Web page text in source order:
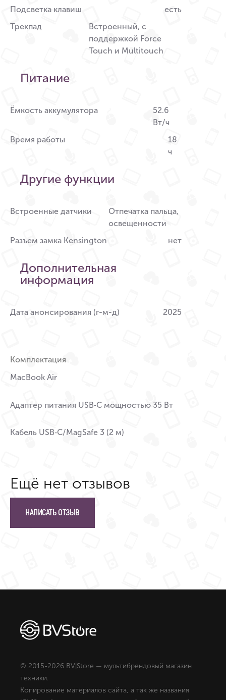
Подсветка клавиш
есть
Трекпад
Встроенный, с
поддержкой Force
Touch и Multitouch
Питание
Ёмкость аккумулятора
52.6
Вт/ч
Время работы
18
ч
Другие функции
Встроенные датчики
Отпечатка пальца,
освещенности
Разъем замка Kensington
нет
Дополнительная
информация
Дата анонсирования (г-м-д) 2025
Комплектация
MacBook Air
Адаптер питания USB‑C мощностью 35 Вт
Кабель USB‑C/MagSafe 3 (2 м)
Ещё нет отзывов
НАПИСАТЬ ОТЗЫВ
© 2015-2026 BV|Store — мультибрендовый магазин
техники.
Копирование материалов сайта, а так же названия